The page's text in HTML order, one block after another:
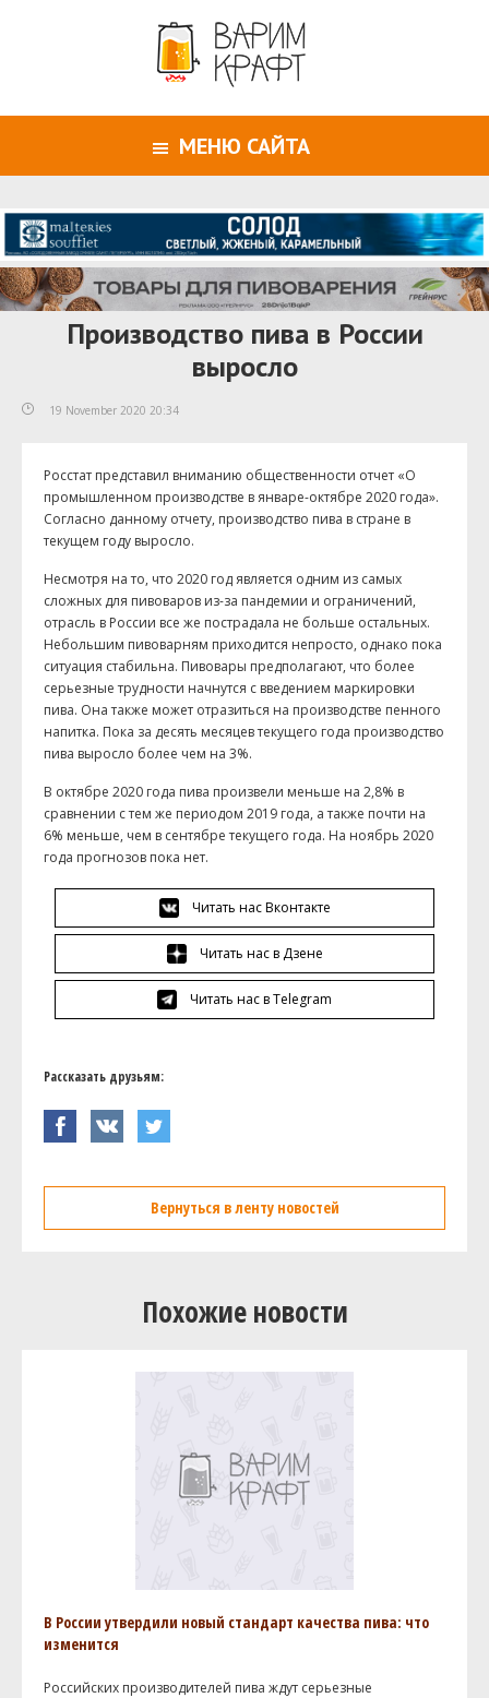
МЕНЮ САЙТА
Производство пива в России
выросло
19 November 2020 20:34
Росстат представил вниманию общественности отчет «О
промышленном производстве в январе-октябре 2020 года».
Согласно данному отчету, производство пива в стране в
текущем году выросло.
Несмотря на то, что 2020 год является одним из самых
сложных для пивоваров из-за пандемии и ограничений,
отрасль в России все же пострадала не больше остальных.
Небольшим пивоварням приходится непросто, однако пока
ситуация стабильна. Пивовары предполагают, что более
серьезные трудности начнутся с введением маркировки
пива. Она также может отразиться на производстве пенного
напитка. Пока за десять месяцев текущего года производство
пива выросло более чем на 3%.
В октябре 2020 года пива произвели меньше на 2,8% в
сравнении с тем же периодом 2019 года, а также почти на
6% меньше, чем в сентябре текущего года. На ноябрь 2020
года прогнозов пока нет.
Читать нас Вконтакте
Читать нас в Дзене
Читать нас в Telegram
Рассказать друзьям:
Вернуться в ленту новостей
Похожие новости
В России утвердили новый стандарт качества пива: что
изменится
Российских производителей пива ждут серьезные